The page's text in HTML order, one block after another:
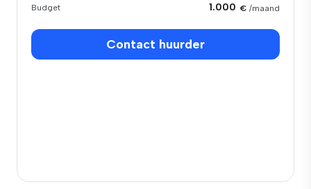
Budget 1.000 € /maand
Contact huurder